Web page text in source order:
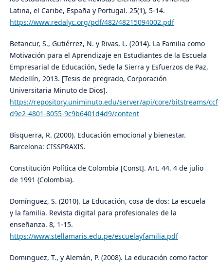
Latina, el Caribe, España y Portugal. 25(1), 5-14.
https://www.redalyc.org/pdf/482/48215094002.pdf
Betancur, S., Gutiérrez, N. y Rivas, L. (2014). La Familia como
Motivación para el Aprendizaje en Estudiantes de la Escuela
Empresarial de Educación, Sede la Sierra y Esfuerzos de Paz,
Medellín, 2013. [Tesis de pregrado, Corporación
Universitaria Minuto de Dios].
https://repository.uniminuto.edu/server/api/core/bitstreams/
d9e2-4801-8055-9c9b6401d4d9/content
Bisquerra, R. (2000). Educación emocional y bienestar.
Barcelona: CISSPRAXIS.
Constitución Política de Colombia [Const]. Art. 44. 4 de julio
de 1991 (Colombia).
Domínguez, S. (2010). La Educación, cosa de dos: La escuela
y la familia. Revista digital para profesionales de la
enseñanza. 8, 1-15.
https://www.stellamaris.edu.pe/escuelayfamilia.pdf
Dominguez, T., y Alemán, P. (2008). La educación como factor